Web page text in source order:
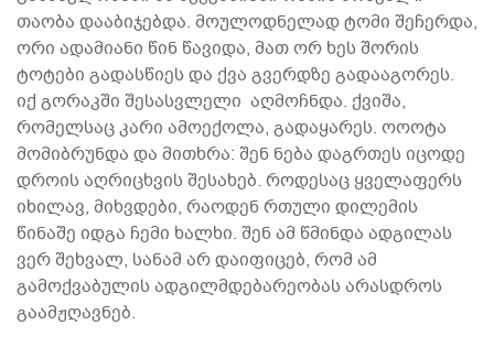
თაობა დააბიჯებდა. მოულოდნელად ტომი შეჩერდა,
ორი ადამიანი წინ წავიდა, მათ ორ ხეს შორის
ტოტები გადასწიეს და ქვა გვერდზე გადააგორეს.
იქ გორაკში შესასვლელი აღმოჩნდა. ქვიშა,
რომელსაც კარი ამოექოლა, გადაყარეს. ოოოტა
მომიბრუნდა და მითხრა: შენ ნება დაგრთეს იცოდე
დროის აღრიცხვის შესახებ. როდესაც ყველაფერს
იხილავ, მიხვდები, რაოდენ რთული დილემის
წინაშე იდგა ჩემი ხალხი. შენ ამ წმინდა ადგილას
ვერ შეხვალ, სანამ არ დაიფიცებ, რომ ამ
გამოქვაბულის ადგილმდებარეობას არასდროს
გაამჟღავნებ.